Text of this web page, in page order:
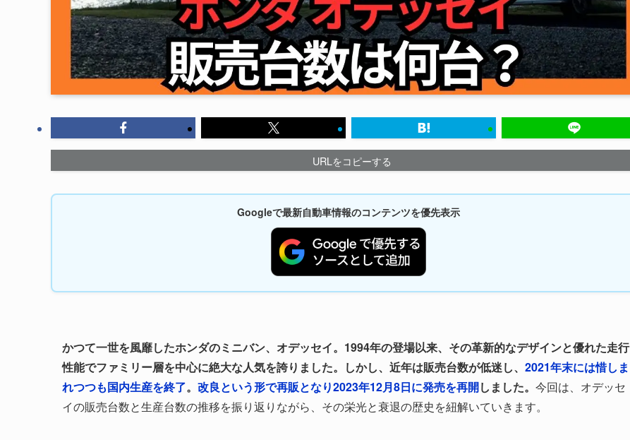
URLをコピーする
Googleで最新自動車情報のコンテンツを優先表示
かつて一世を風靡したホンダのミニバン、オデッセイ。1994年の登場以来、その革新的なデザインと優れた走行
性能でファミリー層を中心に絶大な人気を誇りました。しかし、近年は販売台数が低迷し、 2021年末には惜しま
れつつも国内生産を終了。 改良という形で再販となり2023年12月8日に発売を再開しました。 今回は、オデッセ
イの販売台数と生産台数の推移を振り返りながら、その栄光と衰退の歴史を紐解いていきます。